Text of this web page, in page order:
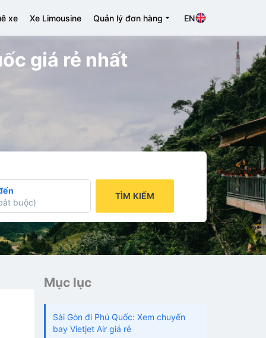
xe Xe Limousine Quản lý đơn hàng EN
giá rẻ nhất
buộc)
TÌM KIẾM
Mục lục
Sài Gòn đi Phú Quốc: Xem chuyến
bay Vietjet Air giá rẻ